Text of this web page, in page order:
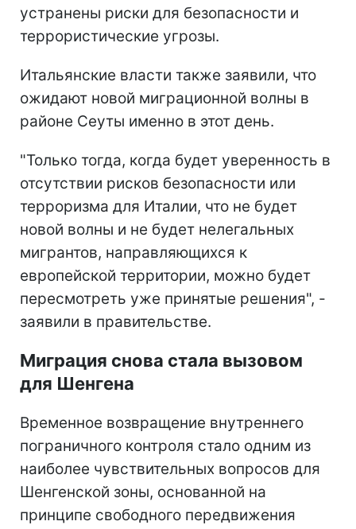
устранены риски для безопасности и
террористические угрозы.
Итальянские власти также заявили, что
ожидают новой миграционной волны в
районе Сеуты именно в этот день.
"Только тогда, когда будет уверенность в
отсутствии рисков безопасности или
терроризма для Италии, что не будет
новой волны и не будет нелегальных
мигрантов, направляющихся к
европейской территории, можно будет
пересмотреть уже принятые решения", -
заявили в правительстве.
Миграция снова стала вызовом
для Шенгена
Временное возвращение внутреннего
пограничного контроля стало одним из
наиболее чувствительных вопросов для
Шенгенской зоны, основанной на
принципе свободного передвижения